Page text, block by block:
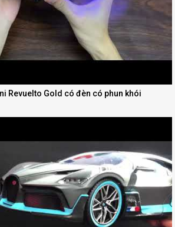
Revuelto Gold có đèn có phun khói